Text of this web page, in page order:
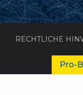
RECHTLICHE
Pro-